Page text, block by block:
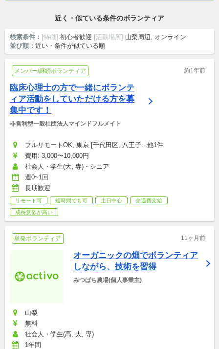
近く・似ている条件のボランティア
検索条件： [特徴] 初心者歓迎 [活動場所] 山梨周辺, オンライン
並び順： 近い・条件が似ている順
メンバー/継続ボランティア 約1年前
臨床心理士の方で一緒にボランテ
ィア活動をしていただける方を募
集中です！
非営利型一般社団法人マインドフルメイト
フルリモートOK, 東京 [千代田区, 八王子...他1件
費用: 3,000〜10,000円
社会人・学生(大, 専)・シニア
週0~1回
長期歓迎
リモート可 短時間でも可 土日中心
交通費支給
成長意欲が高い
単発ボランティア 11ヶ月前
オーガニックの畑でボランティア
しながら、技術を習得
みつばち農場(個人事業主)
山梨
無料
社会人・学生(高, 大, 専)
1年間